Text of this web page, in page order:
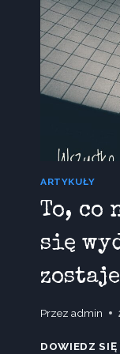
ARTYKUŁY
To, co
się
zostaje
Przez admin
DOWIEDZ SIĘ